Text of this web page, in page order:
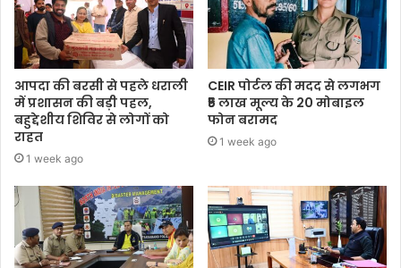
आपदा की बरसी से पहले धराली
में प्रशासन की बड़ी पहल,
बहुद्देशीय शिविर से लोगों को
राहत
1 week ago
CEIR पोर्टल की मदद से लगभग
₹5 लाख मूल्य के 20 मोबाइल
फोन बरामद
1 week ago